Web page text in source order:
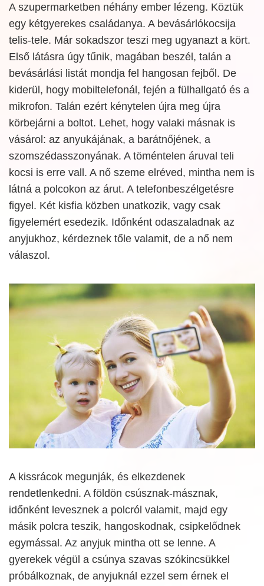
A szupermarketben néhány ember lézeng. Köztük
egy kétgyerekes családanya. A bevásárlókocsija
telis-tele. Már sokadszor teszi meg ugyanazt a kört.
Első látásra úgy tűnik, magában beszél, talán a
bevásárlási listát mondja fel hangosan fejből. De
kiderül, hogy mobiltelefonál, fején a fülhallgató és a
mikrofon. Talán ezért kénytelen újra meg újra
körbejárni a boltot. Lehet, hogy valaki másnak is
vásárol: az anyukájának, a barátnőjének, a
szomszédasszonyának. A töméntelen áruval teli
kocsi is erre vall. A nő szeme elréved, mintha nem is
látná a polcokon az árut. A telefonbeszélgetésre
figyel. Két kisfia közben unatkozik, vagy csak
figyelemért esedezik. Időnként odaszaladnak az
anyjukhoz, kérdeznek tőle valamit, de a nő nem
válaszol.
A kissrácok megunják, és elkezdenek
rendetlenkedni. A földön csúsznak-másznak,
időnként levesznek a polcról valamit, majd egy
másik polcra teszik, hangoskodnak, csipkelődnek
egymással. Az anyjuk mintha ott se lenne. A
gyerekek végül a csúnya szavas szókincsükkel
próbálkoznak, de anyjuknál ezzel sem érnek el